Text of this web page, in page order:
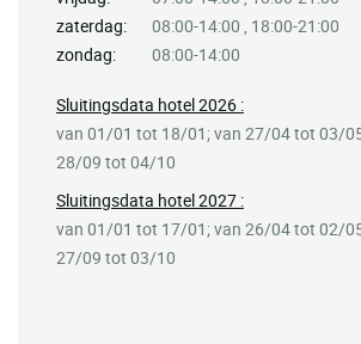
zaterdag:
08:00-14:00 , 18:00-21:00
zondag:
08:00-14:00
Sluitingsdata hotel 2026 :
van 01/01 tot 18/01; van 27/04 tot 03/
28/09 tot 04/10
Sluitingsdata hotel 2027 :
van 01/01 tot 17/01; van 26/04 tot 02/
27/09 tot 03/10